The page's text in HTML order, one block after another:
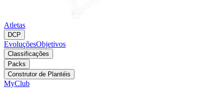
Atletas
DCP
EvoluçõesObjetivos
Classificações
Packs
Construtor de Plantéis
MyClub